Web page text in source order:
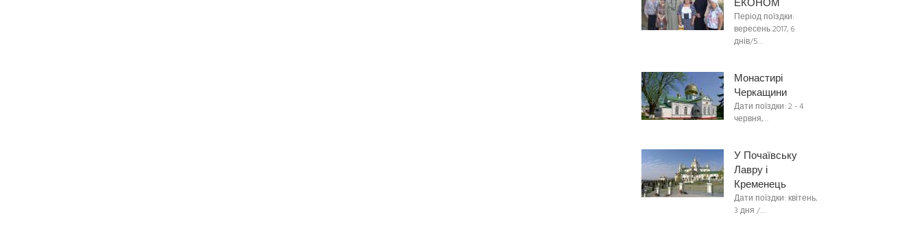
ЕКОНОМ
Період поїздки:
вересень 2017, 6
днів/5…
Монастирі
Черкащини
Дати поїздки: 2 - 4
червня,…
У Почаївську
Лавру і
Кременець
Дати поїздки: квітень,
3 дня /…